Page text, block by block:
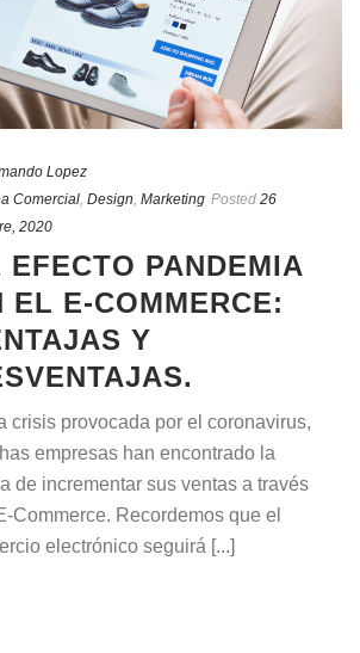
Lopez
Comercial Design Marketing Posted 26
2020
EFECTO PANDEMIA
EL E-COMMERCE:
Y
crisis provocada por el coronavirus,
empresas han encontrado la
de incrementar sus ventas a través
Commerce. Recordemos que el
electrónico seguirá [...]